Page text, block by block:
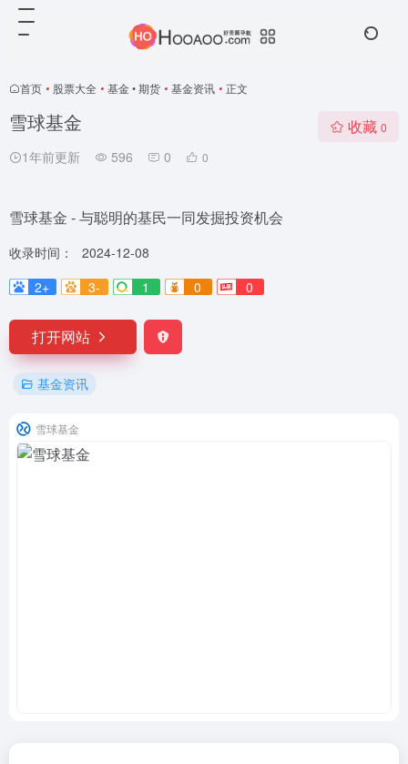
首页 • 股票大全 • 基金 • 期货 • 基金资讯 • 正文
雪球基金
1年前更新 596 0 0
收藏 0
雪球基金 - 与聪明的基民一同发掘投资机会
收录时间：
2024-12-08
2+
3- 1 0 0
打开网站
基金资讯
雪球基金